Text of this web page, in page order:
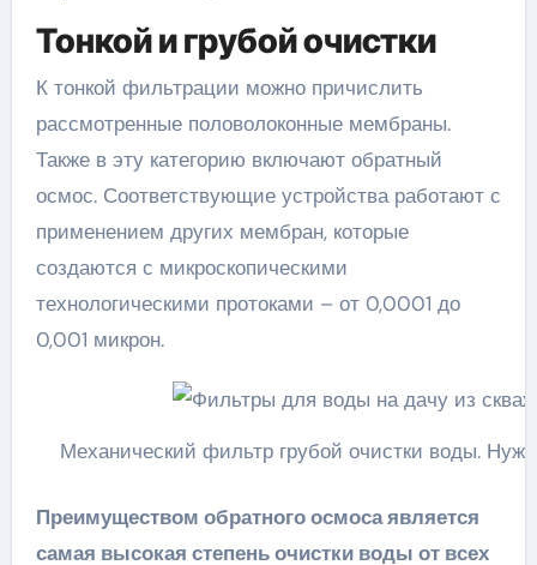
Тонкой и грубой очистки
К тонкой фильтрации можно причислить
рассмотренные половолоконные мембраны.
Также в эту категорию включают обратный
осмос. Соответствующие устройства работают с
применением других мембран, которые
создаются с микроскопическими
технологическими протоками – от 0,0001 до
0,001 микрон.
Механический фильтр грубой очистки воды.
Преимуществом обратного осмоса является
самая высокая степень очистки воды от всех